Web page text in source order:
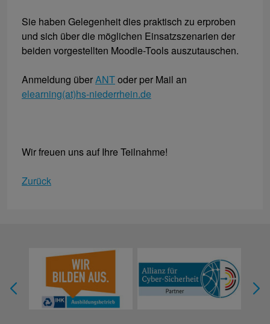
Sie haben Gelegenheit dies praktisch zu erproben
und sich über die möglichen Einsatzszenarien der
beiden vorgestellten Moodle-Tools auszutauschen.
Anmeldung überANToder per Mail an
elearning(at)hs-niederrhein.de
Wir freuen uns auf Ihre Teilnahme!
Zurück